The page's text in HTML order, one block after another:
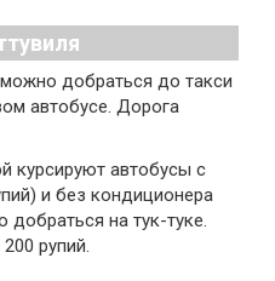
добраться до такси
автобусе. Дорога
курсируют автобусы с
и без кондиционера
на тук-туке.
рупий.